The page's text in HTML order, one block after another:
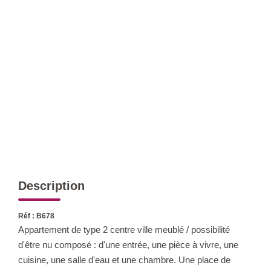
Description
Réf : B678
Appartement de type 2 centre ville meublé / possibilité
d'être nu composé : d'une entrée, une pièce à vivre, une
cuisine, une salle d'eau et une chambre. Une place de